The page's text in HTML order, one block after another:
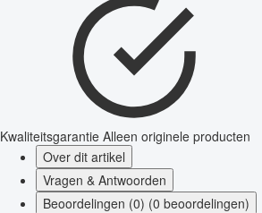
Kwaliteitsgarantie Alleen originele producten
Over dit artikel
Vragen & Antwoorden
Beoordelingen (0) (0 beoordelingen)